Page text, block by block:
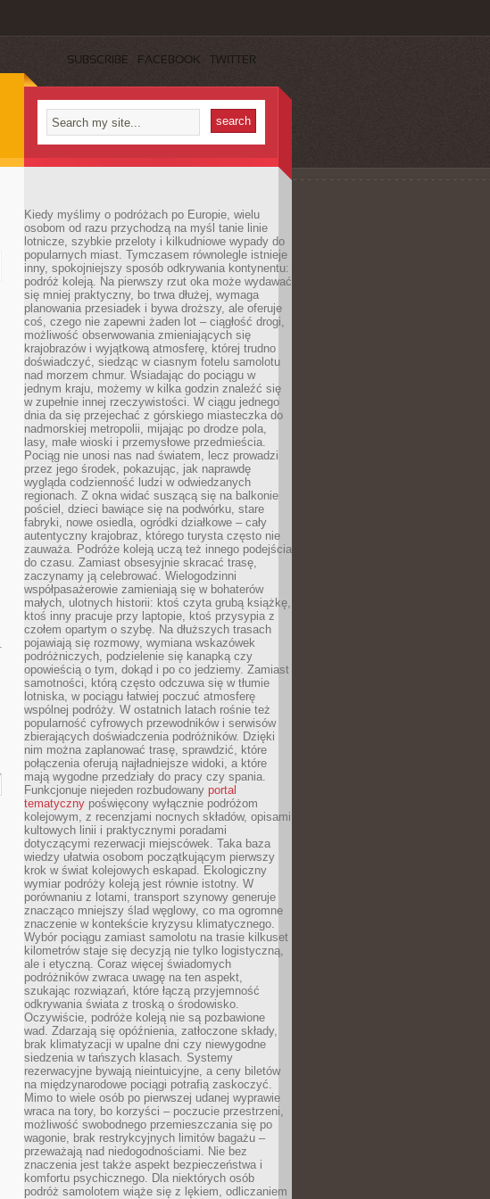
SUBSCRIBE FACEBOOK TWITTER
Kiedy myślimy o podróżach po Europie, wielu
osobom od razu przychodzą na myśl tanie linie
lotnicze, szybkie przeloty i kilkudniowe wypady do
popularnych miast. Tymczasem równolegle istnieje
inny, spokojniejszy sposób odkrywania kontynentu:
podróż koleją. Na pierwszy rzut oka może wydawać
się mniej praktyczny, bo trwa dłużej, wymaga
planowania przesiadek i bywa droższy, ale oferuje
coś, czego nie zapewni żaden lot – ciągłość drogi,
możliwość obserwowania zmieniających się
krajobrazów i wyjątkową atmosferę, której trudno
doświadczyć, siedząc w ciasnym fotelu samolotu
nad morzem chmur. Wsiadając do pociągu w
jednym kraju, możemy w kilka godzin znaleźć się
w zupełnie innej rzeczywistości. W ciągu jednego
dnia da się przejechać z górskiego miasteczka do
nadmorskiej metropolii, mijając po drodze pola,
lasy, małe wioski i przemysłowe przedmieścia.
Pociąg nie unosi nas nad światem, lecz prowadzi
przez jego środek, pokazując, jak naprawdę
wygląda codzienność ludzi w odwiedzanych
regionach. Z okna widać suszącą się na balkonie
pościel, dzieci bawiące się na podwórku, stare
fabryki, nowe osiedla, ogródki działkowe – cały
autentyczny krajobraz, którego turysta często nie
zauważa. Podróże koleją uczą też innego podejścia
do czasu. Zamiast obsesyjnie skracać trasę,
zaczynamy ją celebrować. Wielogodzinni
współpasażerowie zamieniają się w bohaterów
małych, ulotnych historii: ktoś czyta grubą książkę,
ktoś inny pracuje przy laptopie, ktoś przysypia z
czołem opartym o szybę. Na dłuższych trasach
pojawiają się rozmowy, wymiana wskazówek
podróżniczych, podzielenie się kanapką czy
opowieścią o tym, dokąd i po co jedziemy. Zamiast
samotności, którą często odczuwa się w tłumie
lotniska, w pociągu łatwiej poczuć atmosferę
wspólnej podróży. W ostatnich latach rośnie też
popularność cyfrowych przewodników i serwisów
zbierających doświadczenia podróżników. Dzięki
nim można zaplanować trasę, sprawdzić, które
połączenia oferują najładniejsze widoki, a które
mają wygodne przedziały do pracy czy spania.
Funkcjonuje niejeden rozbudowany portal
tematyczny poświęcony wyłącznie podróżom
kolejowym, z recenzjami nocnych składów, opisami
kultowych linii i praktycznymi poradami
dotyczącymi rezerwacji miejscówek. Taka baza
wiedzy ułatwia osobom początkującym pierwszy
krok w świat kolejowych eskapad. Ekologiczny
wymiar podróży koleją jest równie istotny. W
porównaniu z lotami, transport szynowy generuje
znacząco mniejszy ślad węglowy, co ma ogromne
znaczenie w kontekście kryzysu klimatycznego.
Wybór pociągu zamiast samolotu na trasie kilkuset
kilometrów staje się decyzją nie tylko logistyczną,
ale i etyczną. Coraz więcej świadomych
podróżników zwraca uwagę na ten aspekt,
szukając rozwiązań, które łączą przyjemność
odkrywania świata z troską o środowisko.
Oczywiście, podróże koleją nie są pozbawione
wad. Zdarzają się opóźnienia, zatłoczone składy,
brak klimatyzacji w upalne dni czy niewygodne
siedzenia w tańszych klasach. Systemy
rezerwacyjne bywają nieintuicyjne, a ceny biletów
na międzynarodowe pociągi potrafią zaskoczyć.
Mimo to wiele osób po pierwszej udanej wyprawie
wraca na tory, bo korzyści – poczucie przestrzeni,
możliwość swobodnego przemieszczania się po
wagonie, brak restrykcyjnych limitów bagażu –
przeważają nad niedogodnościami. Nie bez
znaczenia jest także aspekt bezpieczeństwa i
komfortu psychicznego. Dla niektórych osób
podróż samolotem wiąże się z lękiem, odliczaniem